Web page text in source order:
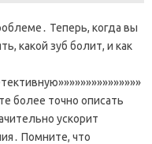
Теперь, когда вы
какой зуб болит, и как
более точно описать
ускорит
Помните, что